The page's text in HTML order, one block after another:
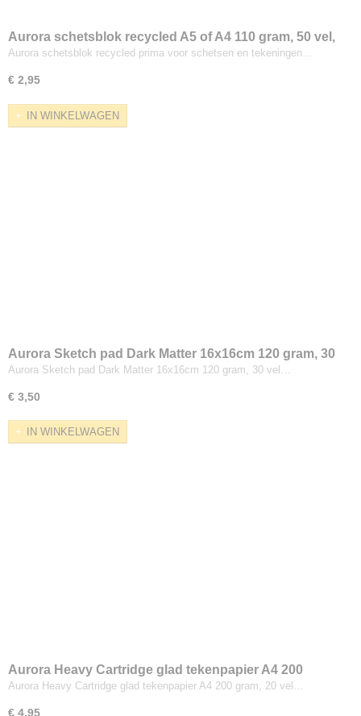
Aurora schetsblok recycled A5 of A4 110 gram, 50 vel,
spiraalgebonden
Aurora schetsblok recycled prima voor schetsen en tekeningen…
€ 2,95
IN WINKELWAGEN
Aurora Sketch pad Dark Matter 16x16cm 120 gram, 30
vel
Aurora Sketch pad Dark Matter 16x16cm 120 gram, 30 vel…
€ 3,50
IN WINKELWAGEN
Aurora Heavy Cartridge glad tekenpapier A4 200
gram, 20 vel
Aurora Heavy Cartridge glad tekenpapier A4 200 gram, 20 vel…
€ 4,95